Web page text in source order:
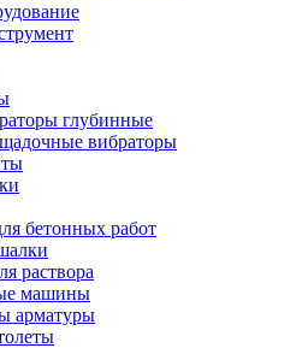
глубинные
вибраторы
бетонных работ
раствора
машины
арматуры